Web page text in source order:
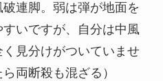
連脚。弱は弾が地面を
いですが、自分は中風
見分けがついていませ
両断殺も混ざる）